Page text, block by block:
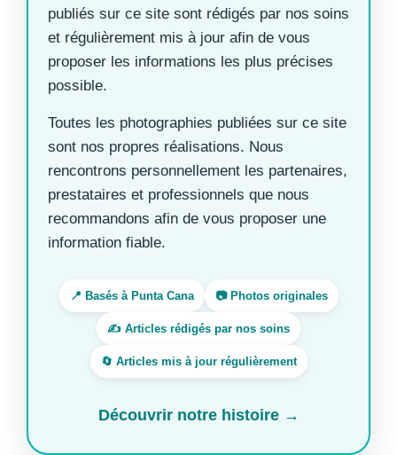
publiés sur ce site sont rédigés par nos soins
et régulièrement mis à jour afin de vous
proposer les informations les plus précises
possible.
Toutes les photographies publiées sur ce site
sont nos propres réalisations. Nous
rencontrons personnellement les partenaires,
prestataires et professionnels que nous
recommandons afin de vous proposer une
information fiable.
📍 Basés à Punta Cana 📷 Photos originales
✍️ Articles rédigés par nos soins
🔄 Articles mis à jour régulièrement
Découvrir notre histoire →